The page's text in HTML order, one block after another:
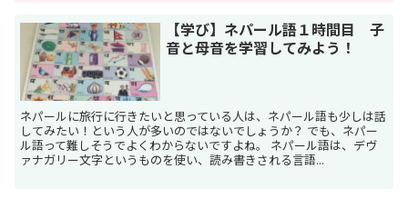
【学び】ネパール語１時間目 子
音と母音を学習してみよう！
ネパールに旅行に行きたいと思っている人は、ネパール語も少しは話
してみたい！という人が多いのではないでしょうか？ でも、ネパー
ル語って難しそうでよくわからないですよね。 ネパール語は、デヴ
ァナガリー文字というものを使い、読み書きされる言語...